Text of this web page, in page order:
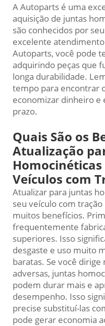
A Autoparts é uma
aquisição de juntas
são conhecidos por
excelente
Autoparts, você pode
adquirindo peças que
longa durabilidade.
tempo para encontrar
economizar dinheiro e
prazo.
Quais São os
Atualização
Veículos com
Atualizar para juntas
seu veículo com
muitos benefícios.
frequentemente
superiores. Isso
desgaste e uso muito
baratas. Se você
adversas, juntas
podem durar mais e
desempenho. Isso
precise substituí-las
pode gerar economia